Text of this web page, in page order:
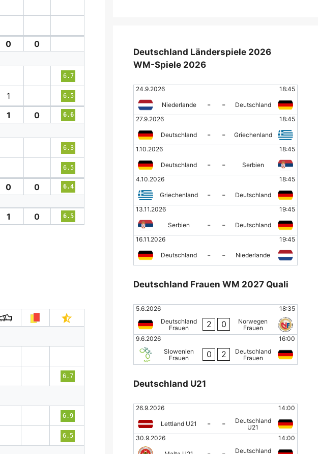
0 0
6.7
1 6.5
1 0 6.6
6.3
6.5
0 0 6.4
1 0 6.5
6.7
6.9
6.5
Deutschland Länderspiele 2026
WM-Spiele 2026
24.9.2026 18:45
Niederlande - -
Deutschland
27.9.2026
18:45
Deutschland - -
Griechenland
1.10.2026
18:45
Deutschland - -
Serbien
4.10.2026
18:45
Griechenland - -
Deutschland
13.11.2026
19:45
Serbien - -
Deutschland
16.11.2026
19:45
Deutschland - - Niederlande
Deutschland Frauen WM 2027 Quali
5.6.2026
18:35
Deutschland
Frauen
2 0
Norwegen
Frauen
9.6.2026
16:00
Slowenien
Frauen
0 2
Deutschland
Frauen
Deutschland U21
26.9.2026 14:00
Lettland U21 - -
Deutschland
U21
30.9.2026
14:00
Deutschland